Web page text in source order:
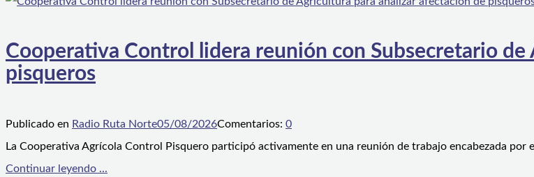
Cooperativa Control lidera reunión con Subsecretario
pisqueros
Publicado en Radio Ruta Norte05/08/2026Comentarios: 0
La Cooperativa Agrícola Control Pisquero participó activamente en una reunión de trabajo encabezada por
Continuar leyendo ...